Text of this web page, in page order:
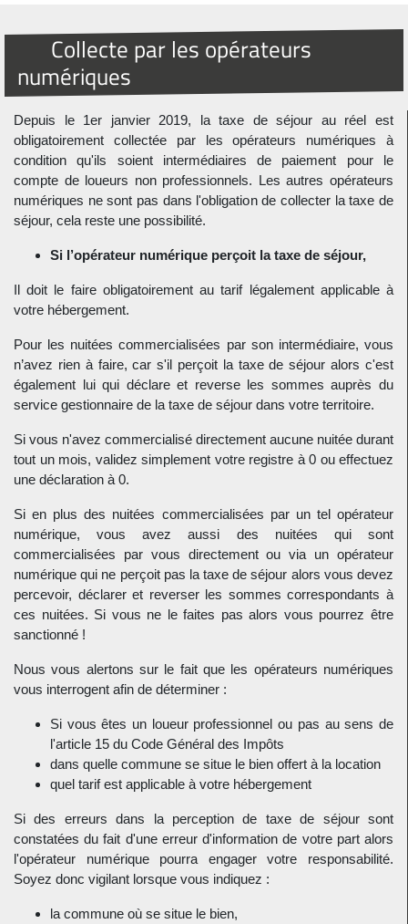
Collecte par les opérateurs
numériques
Depuis le 1er janvier 2019, la taxe de séjour au réel est
obligatoirement collectée par les opérateurs numériques à
condition qu'ils soient intermédiaires de paiement pour le
compte de loueurs non professionnels. Les autres opérateurs
numériques ne sont pas dans l'obligation de collecter la taxe de
séjour, cela reste une possibilité.
Si l’opérateur numérique perçoit la taxe de séjour,
Il doit le faire obligatoirement au tarif légalement applicable à
votre hébergement.
Pour les nuitées commercialisées par son intermédiaire, vous
n’avez rien à faire, car s'il perçoit la taxe de séjour alors c'est
également lui qui déclare et reverse les sommes auprès du
service gestionnaire de la taxe de séjour dans votre territoire.
Si vous n'avez commercialisé directement aucune nuitée durant
tout un mois, validez simplement votre registre à 0 ou effectuez
une déclaration à 0.
Si en plus des nuitées commercialisées par un tel opérateur
numérique, vous avez aussi des nuitées qui sont
commercialisées par vous directement ou via un opérateur
numérique qui ne perçoit pas la taxe de séjour alors vous devez
percevoir, déclarer et reverser les sommes correspondants à
ces nuitées. Si vous ne le faites pas alors vous pourrez être
sanctionné !
Nous vous alertons sur le fait que les opérateurs numériques
vous interrogent afin de déterminer :
Si vous êtes un loueur professionnel ou pas au sens de
l'article 15 du Code Général des Impôts
dans quelle commune se situe le bien offert à la location
quel tarif est applicable à votre hébergement
Si des erreurs dans la perception de taxe de séjour sont
constatées du fait d'une erreur d'information de votre part alors
l'opérateur numérique pourra engager votre responsabilité.
Soyez donc vigilant lorsque vous indiquez :
la commune où se situe le bien,